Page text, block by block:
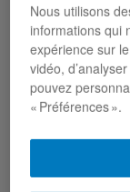
Nous utilisons
informations qui
expérience sur
vidéo,
pouvez
« Préférences ».